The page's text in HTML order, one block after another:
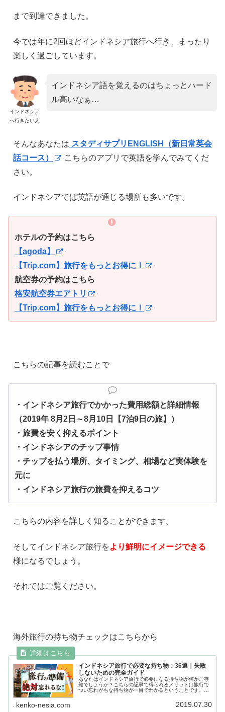
まで到達できました。
今では年に2回ほどインドネシア旅行へ行き、まったり
楽しく過ごしています。
インドネシア
へ行きたい人
インドネシア語を覚えるのはちょっとハード
ル高いなぁ…
そんなあなたは スタディサプリENGLISH（新日常英会
話コース）
こちらのアプリで英語を学んでみてくだ
さい。
インドネシアでは英語が通じる場所も多いです。
ホテルの予約はこちら
【agoda】
【Trip.com】旅行をもっとお得に！
航空券の予約はこちら
格安航空券エアトリ
【Trip.com】旅行をもっとお得に！
こちらの記事を読むことで
・インドネシア旅行でかかった費用総額と詳細情報
（2019年 8月2日～8月10日【7泊9日の旅】）
・旅費を安く抑えるポイント
・インドネシアのチップ事情
・チップを払う場所、タイミング、相場など実体験を
元に
・インドネシア旅行の旅費を抑えるコツ
こちらの内容を詳しく知ることができます。
そしてインドネシア旅行をより鮮明にイメージできる
様になるでしょう。
それではご覧ください。
海外旅行の持ち物チェックはこちらから
インドネシア旅行で必要な持ち物：36選｜失敗
しないための完全ガイド
あなたはインドネシア旅行で必要になる持ち物が何かご存
知でしょうか？こちらの記事で得られるメリットは旅行で
つい忘れがちな持ち物が一目でわかるということです。旅
kenko-nesia.com 2019.07.30